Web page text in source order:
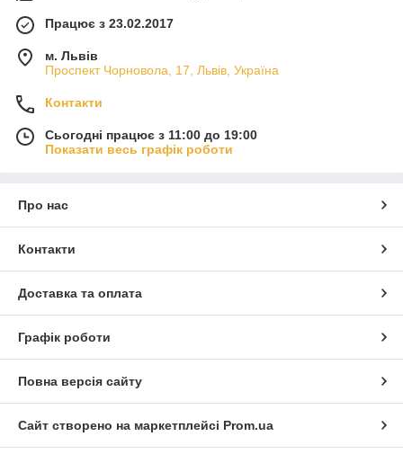
Працює з 23.02.2017
м. Львів
Проспект Чорновола, 17, Львів, Україна
Контакти
Сьогодні працює з 11:00 до 19:00
Показати весь графік роботи
Про нас
Контакти
Доставка та оплата
Графік роботи
Повна версія сайту
Сайт створено на маркетплейсі Prom.ua